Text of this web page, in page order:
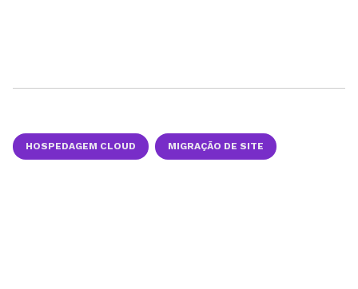
HOSPEDAGEM CLOUD MIGRAÇÃO DE SITE